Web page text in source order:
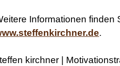
Informationen finden
.
kirchner |